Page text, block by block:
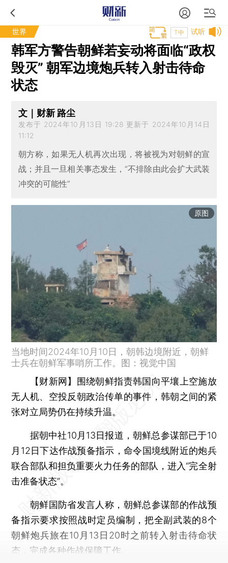
世界 试听
T中
韩军方警告朝鲜若妄动将面临“政权
毁灭” 朝军边境炮兵转入射击待命
状态
文｜财新 路尘
发布于 2024年10月13日 19:28 更新于 2024年10月14日
11:12
朝方称，如果无人机再次出现，将被视为对朝鲜的宣
战；并且一旦相关事态发生，“不排除由此会扩大武装
冲突的可能性”
原图
当地时间2024年10月10日，朝韩边境附近，朝鲜
士兵在朝鲜军事哨所工作。图：视觉中国
【财新网】 围绕朝鲜指责韩国向平壤上空施放
无人机、空投反朝政治传单的事件，韩朝之间的紧
张对立局势仍在持续升温。
据朝中社10月13日报道，朝鲜总参谋部已于10
月12日下达作战预备指示，命令国境线附近的炮兵
联合部队和担负重要火力任务的部队，进入“完全射
击准备状态”。
朝鲜国防省发言人称，朝鲜总参谋部的作战预
备指示要求按照战时定员编制，把全副武装的8个
朝鲜炮兵旅在10月13日20时之前转入射击待命状
态，完成各种作战保障工作。